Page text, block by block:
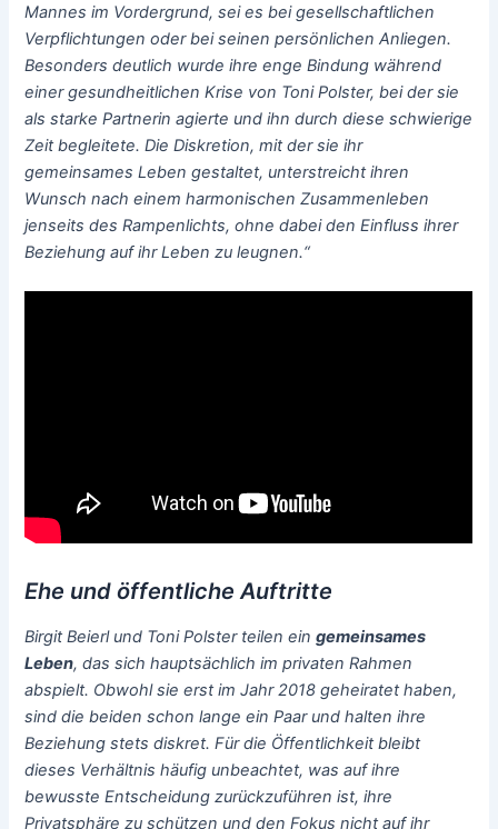
Mannes im Vordergrund, sei es bei gesellschaftlichen
Verpflichtungen oder bei seinen persönlichen Anliegen.
Besonders deutlich wurde ihre enge Bindung während
einer gesundheitlichen Krise von Toni Polster, bei der sie
als starke Partnerin agierte und ihn durch diese schwierige
Zeit begleitete. Die Diskretion, mit der sie ihr
gemeinsames Leben gestaltet, unterstreicht ihren
Wunsch nach einem harmonischen Zusammenleben
jenseits des Rampenlichts, ohne dabei den Einfluss ihrer
Beziehung auf ihr Leben zu leugnen.“
Ehe und öffentliche Auftritte
Birgit Beierl und Toni Polster teilen eingemeinsames
Leben, das sich hauptsächlich im privaten Rahmen
abspielt. Obwohl sie erst im Jahr 2018 geheiratet haben,
sind die beiden schon lange ein Paar und halten ihre
Beziehung stets diskret. Für die Öffentlichkeit bleibt
dieses Verhältnis häufig unbeachtet, was auf ihre
bewusste Entscheidung zurückzuführen ist, ihre
Privatsphäre zu schützen und den Fokus nicht auf ihr